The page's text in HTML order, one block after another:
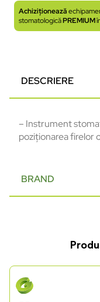
Achiziționează
stomatologicăPREMIUM
DESCRIERE
– Instrument
poziționarea firelor
BRAND